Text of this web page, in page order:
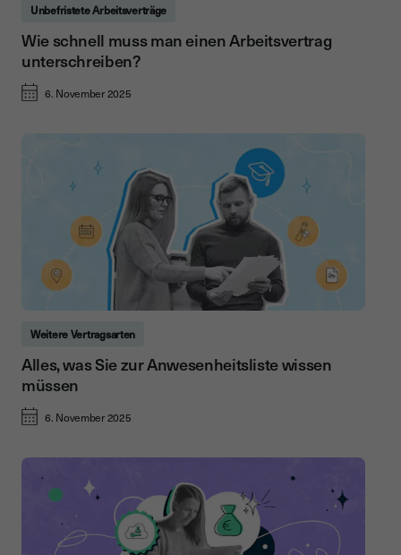
Unbefristete Arbeitsverträge
Wie schnell muss man einen Arbeitsvertrag
unterschreiben?
6. November 2025
Weitere Vertragsarten
Alles, was Sie zur Anwesenheitsliste wissen
müssen
6. November 2025